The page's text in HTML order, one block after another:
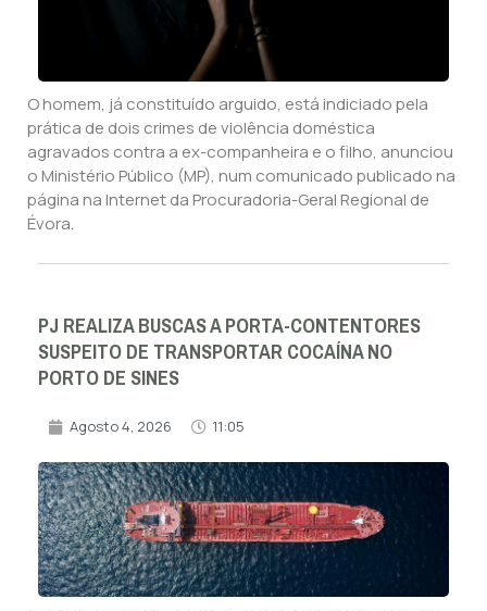
O homem, já constituído arguido, está indiciado pela
prática de dois crimes de violência doméstica
agravados contra a ex-companheira e o filho, anunciou
o Ministério Público (MP), num comunicado publicado na
página na Internet da Procuradoria-Geral Regional de
Évora.
PJ REALIZA BUSCAS A PORTA-CONTENTORES
SUSPEITO DE TRANSPORTAR COCAÍNA NO
PORTO DE SINES
Agosto 4, 2026 11:05